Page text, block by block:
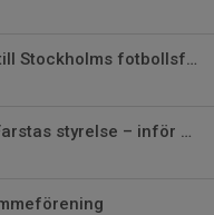
Vi har skickat in motioner till Stockholms fotbollsförbunds årsmöte
Möt kandidaterna till FoC Farstas styrelse – inför årsmötet 23 mars